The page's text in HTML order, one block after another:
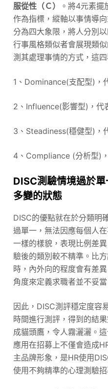
服從性（Ｃ）
。將4元素擺
作為指標，縱軸以事情導
分為四大象限，將人分別
行事風格類似者會展現類
測其處理事情的方式，這四
1、Dominance(支配型)，
2、Influence(影響型)，代
3、Steadiness(穩健型)，
4、Compliance (分析型)
DISC測驗情境過於
多變的狀態
DISC的優點就在於分類明
過單一，無法因應每個人
一樣的樣貌，表現比例差
驗後的類別較不精準。比
時，內外向的程度會有差
角度來定義求職者並不妥當
因此，DISC測評穩定度容
時間進行測評，得到的結
成貓頭鷹，令人霧灑灑。
應用在招募上不僅會造成
主品牌形象，是HR使用
使用不夠精準的心理測驗